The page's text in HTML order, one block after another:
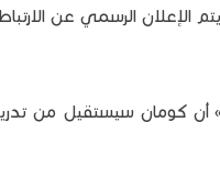
الإعلان الرسمي عن
أن كومان سيستقيل من